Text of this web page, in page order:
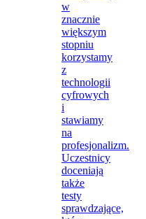
w
znacznie
większym
stopniu
korzystamy
z
technologii
cyfrowych
i
stawiamy
na
profesjonalizm.
Uczestnicy
doceniają
także
testy
sprawdzające,